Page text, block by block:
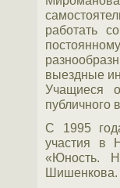
работать
выездные
Учащиеся
публичного
С 1995
участия в
«Юность.
Шишенкова.